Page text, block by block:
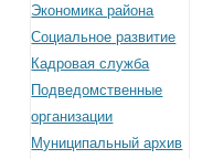
Экономика района
Социальное развитие
Кадровая служба
Подведомственные
организации
Муниципальный архив